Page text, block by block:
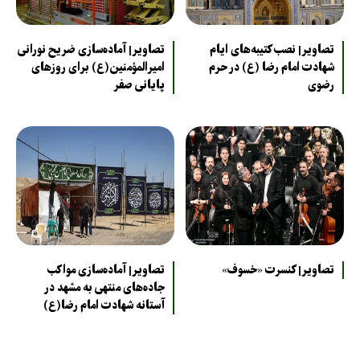
تصاویر| نصب کتیبه‌های ایام
شهادت امام رضا (ع) در حرم
رضوی
تصاویر| آماده‌سازی ضریح نورانی
امیرالمؤمنین(ع) برای روزهای
پایانی صفر
تصاویر| کنسرت «خسوف»
تصاویر| آماده‌سازی مواکب
جاده‌های منتهی به مشهد در
آستانه شهادت امام رضا(ع)